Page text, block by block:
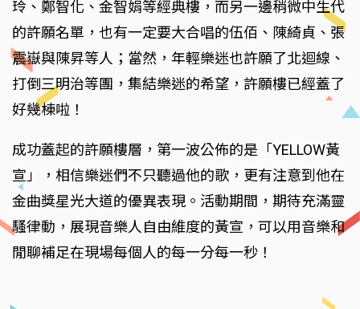
玲、鄭智化、金智娟等經典樓，而另一邊稍微中生代
的許願名單，也有一定要大合唱的伍佰、陳綺貞、張
震嶽與陳昇等人；當然，年輕樂迷也許願了北迴線、
打倒三明治等團，集結樂迷的希望，許願樓已經蓋了
好幾棟啦！
成功蓋起的許願樓層，第一波公佈的是「YELLOW黃
宣」，相信樂迷們不只聽過他的歌，更有注意到他在
金曲獎星光大道的優異表現。活動期間，期待充滿靈
騷律動，展現音樂人自由維度的黃宣，可以用音樂和
閒聊補足在現場每個人的每一分每一秒！